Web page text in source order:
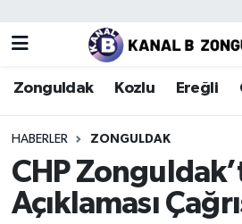
Zonguldak Kozlu Ereğli
HABERLER ZONGULDAK
CHP
Açıklaması
Zonguldak
Kozlu
Ereğli
Çaycuma
Zonguldak Nöbetçi
Zonguldak Hava Durumu
Zonguldak Trafik Yoğunluk
Puan Durumu ve Fikstür